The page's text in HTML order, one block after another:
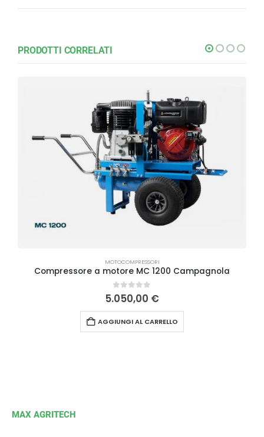
PRODOTTI CORRELATI
MOTOCOMPRESSORI
Compressore a motore MC 1200 Campagnola
0Su 5
5.050,00 €
AGGIUNGI AL CARRELLO
MAX AGRITECH